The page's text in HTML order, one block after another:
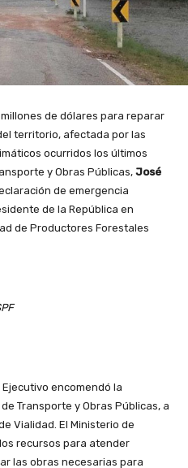
de dólares para reparar
territorio, afectada por las
ocurridos los últimos
y Obras Públicas, José
de emergencia
de la República en
de Productores Forestales
Ejecutivo encomendó la
Transporte y Obras Públicas, a
Vialidad. El Ministerio de
recursos para atender
las obras necesarias para